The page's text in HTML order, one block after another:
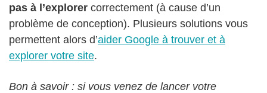
pas à l’explorer correctement (à cause d’un
problème de conception). Plusieurs solutions vous
permettent alors d’aider Google à trouver et à
explorer votre site.
Bon à savoir : si vous venez de lancer votre